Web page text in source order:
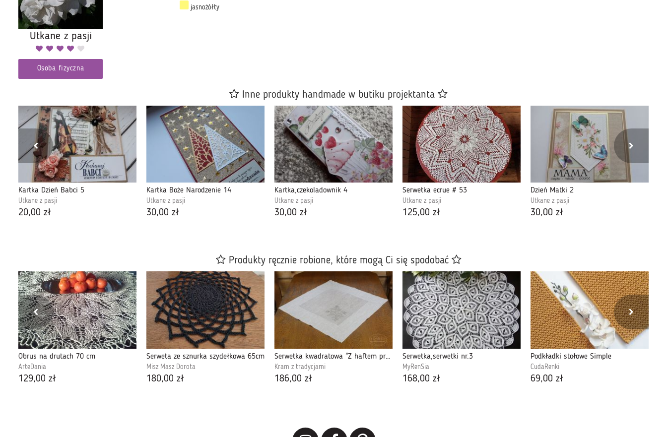
jasnożółty
Utkane z pasji
Osoba fizyczna
Inne produkty handmade w butiku projektanta
Kartka Dzień Babci 5
Utkane z pasji
20,00 zł
Kartka Boże Narodzenie 14
Utkane z pasji
30,00 zł
Kartka,czekoladownik 4
Utkane z pasji
30,00 zł
Serwetka ecrue # 53
Utkane z pasji
125,00 zł
Dzień Matki 2
Utkane z pasji
30,00 zł
Produkty ręcznie robione, które mogą Ci się spodobać
Obrus na drutach 70 cm
ArteDania
129,00 zł
Serweta ze sznurka szydełkowa 65cm
Misz Masz Dorota
180,00 zł
Serwetka kwadratowa "Z haftem przeworskim"
Kram z tradycjami
186,00 zł
Serwetka,serwetki nr.3
MyRenSia
168,00 zł
Podkładki stołowe Simple
CudaRenki
69,00 zł